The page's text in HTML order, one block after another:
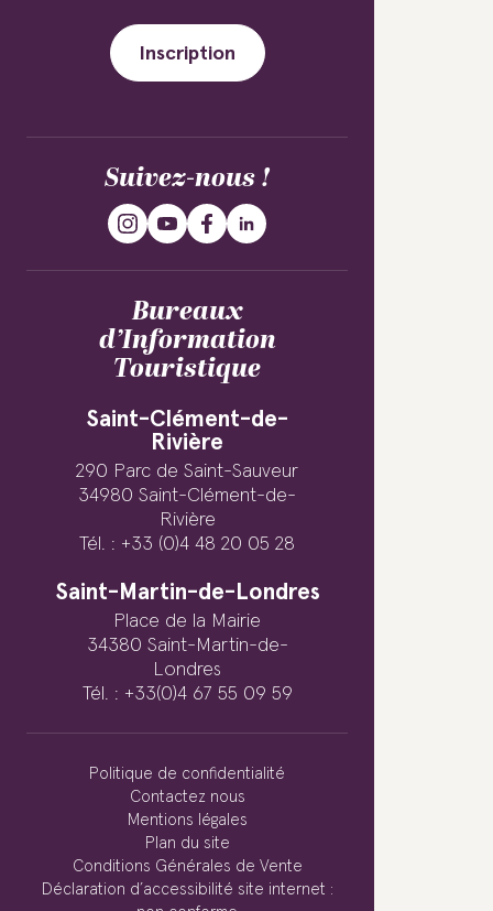
Inscription
Suivez-nous !
Bureaux
d’Information
Touristique
Saint-Clément-de-
Rivière
290 Parc de Saint-Sauveur
34980 Saint-Clément-de-
Rivière
Tél. : +33 (0)4 48 20 05 28
Saint-Martin-de-Londres
Place de la Mairie
34380 Saint-Martin-de-
Londres
Tél. : +33(0)4 67 55 09 59
Politique de confidentialité
Contactez nous
Mentions légales
Plan du site
Conditions Générales de Vente
Déclaration d’accessibilité site internet :